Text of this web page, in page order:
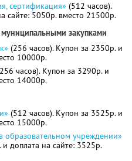
сертификация» (512 часов).
сайте: 5050р. вместо 21500р.
закупками
(256 часов). Купон за 2350р. и
10000р.
часов). Купон за 3290р. и
14000р.
(512 часов). Купон за 3525р. и
15000р.
учреждении»
доплата на сайте: 3525р.